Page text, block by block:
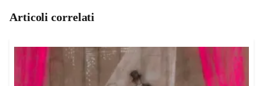
Articoli correlati